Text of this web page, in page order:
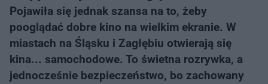
Pojawiła się jednak szansa na to, żeby
pooglądać dobre kino na wielkim ekranie. W
miastach na Śląsku i Zagłębiu otwierają się
kina... samochodowe. To świetna rozrywka, a
jednocześnie bezpieczeństwo, bo zachowany